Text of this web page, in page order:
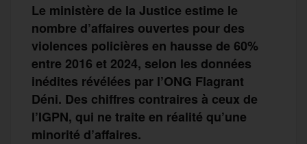
Le ministère de la Justice estime le
nombre d’affaires ouvertes pour des
violences policières en hausse de 60%
entre 2016 et 2024, selon les données
inédites révélées par l’ONG Flagrant
Déni. Des chiffres contraires à ceux de
l’IGPN, qui ne traite en réalité qu’une
minorité d’affaires.